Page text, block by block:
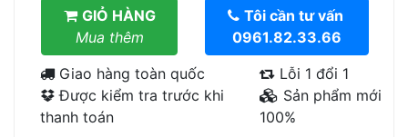
GIỎ HÀNG
Mua thêm
Tôi cần tư vấn
0961.82.33.66
Giao hàng toàn quốc
Được kiểm tra trước khi
thanh toán
Lỗi 1 đổi 1
Sản phẩm mới
100%